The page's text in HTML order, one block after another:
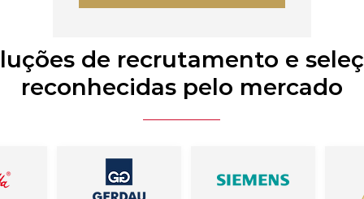
de recrutamento e
reconhecidas pelo mercado